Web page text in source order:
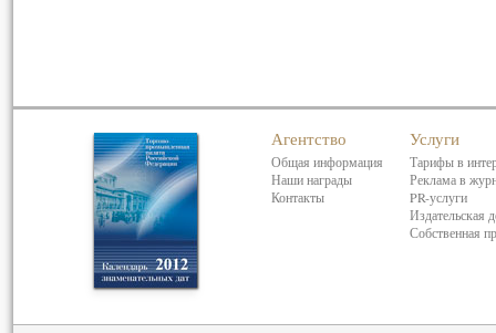
Агентство
Общая информация
Наши награды
Контакты
Услуги
Тарифы в
Реклама в
PR-услуги
Издательская
Собственная